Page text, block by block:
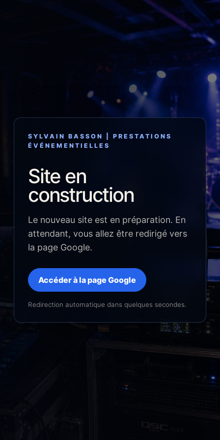
SYLVAIN BASSON | PRESTATIONS
ÉVÉNEMENTIELLES
Site en
construction
Le nouveau site est en préparation. En
attendant, vous allez être redirigé vers
la page Google.
Accéder à la page Google
Redirection automatique dans quelques secondes.